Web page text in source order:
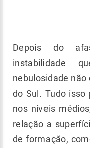
Depois do
instabilidade
nebulosidade não
do Sul. Tudo
nos níveis
relação a
de formação,